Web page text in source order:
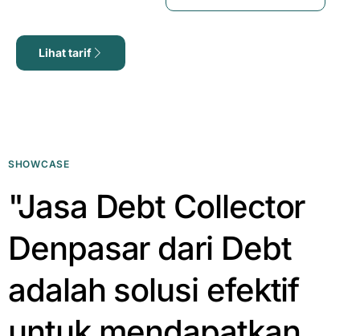
Lihat tarif
SHOWCASE
"Jasa Debt Collector
Denpasar dari Debt
adalah solusi efektif